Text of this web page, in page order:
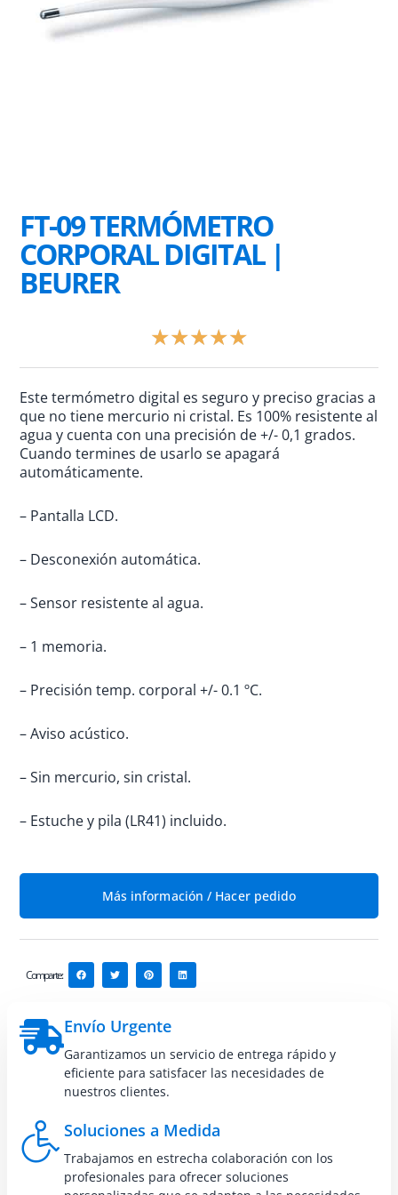
FT-09 TERMÓMETRO
CORPORAL DIGITAL |
BEURER
★★★★★
5
de
5
Este termómetro digital es seguro y preciso gracias a
que no tiene mercurio ni cristal. Es 100% resistente al
agua y cuenta con una precisión de +/- 0,1 grados.
Cuando termines de usarlo se apagará
automáticamente.
– Pantalla LCD.
– Desconexión automática.
– Sensor resistente al agua.
– 1 memoria.
– Precisión temp. corporal +/- 0.1 ºC.
– Aviso acústico.
– Sin mercurio, sin cristal.
– Estuche y pila (LR41) incluido.
Más información / Hacer pedido
Comparte:
Envío Urgente
Garantizamos un servicio de entrega rápido y
eficiente para satisfacer las necesidades de
nuestros clientes.
Soluciones a Medida
Trabajamos en estrecha colaboración con los
profesionales para ofrecer soluciones